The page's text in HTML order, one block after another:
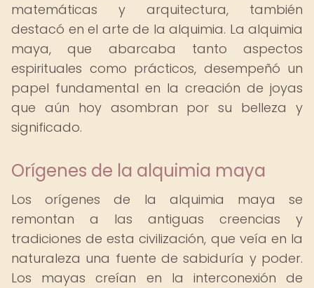
matemáticas y arquitectura, también
destacó en el arte de la alquimia. La alquimia
maya, que abarcaba tanto aspectos
espirituales como prácticos, desempeñó un
papel fundamental en la creación de joyas
que aún hoy asombran por su belleza y
significado.
Orígenes de la alquimia maya
Los orígenes de la alquimia maya se
remontan a las antiguas creencias y
tradiciones de esta civilización, que veía en la
naturaleza una fuente de sabiduría y poder.
Los mayas creían en la interconexión de